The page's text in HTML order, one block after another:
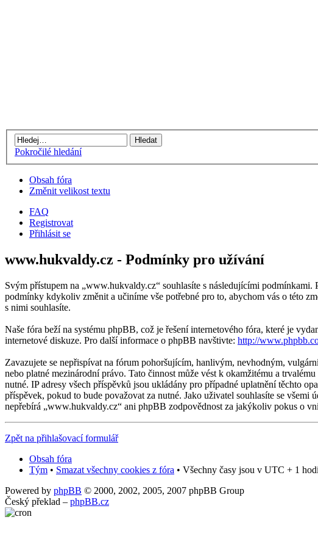
Pokročilé hledání
Obsah fóra
Změnit velikost textu
FAQ
Registrovat
Přihlásit se
www.hukvaldy.cz - Podmínky pro užívání
Svým přístupem na „www.hukvaldy.cz“ souhlasíte s následujícími
podmínky kdykoliv změnit a učiníme vše potřebné pro to, abychom vás o této
s nimi souhlasíte.
Naše fóra beží na systému phpBB, což je řešení internetového fóra, které je
internetové diskuze. Pro další informace o phpBB navštivte: http://
Zavazujete se nepřispívat na fórum pohoršujícím, hanlivým, nevhodným,
nebo platné mezinárodní právo. Tato činnost může vést k okamžitému a
nutné. IP adresy všech příspěvků jsou ukládány pro případné uplatnění těchto
příspěvek, pokud to bude považovat za nutné. Jako uživatel souhlasíte se
nepřebírá „www.hukvaldy.cz“ ani phpBB zodpovědnost za jakýkoliv pokus o
Zpět na přihlašovací formulář
Obsah fóra
Tým • Smazat všechny cookies z fóra • Všechny časy jsou v UTC + 1
Powered by phpBB © 2000, 2002, 2005, 2007 phpBB Group
Český překlad – phpBB.cz